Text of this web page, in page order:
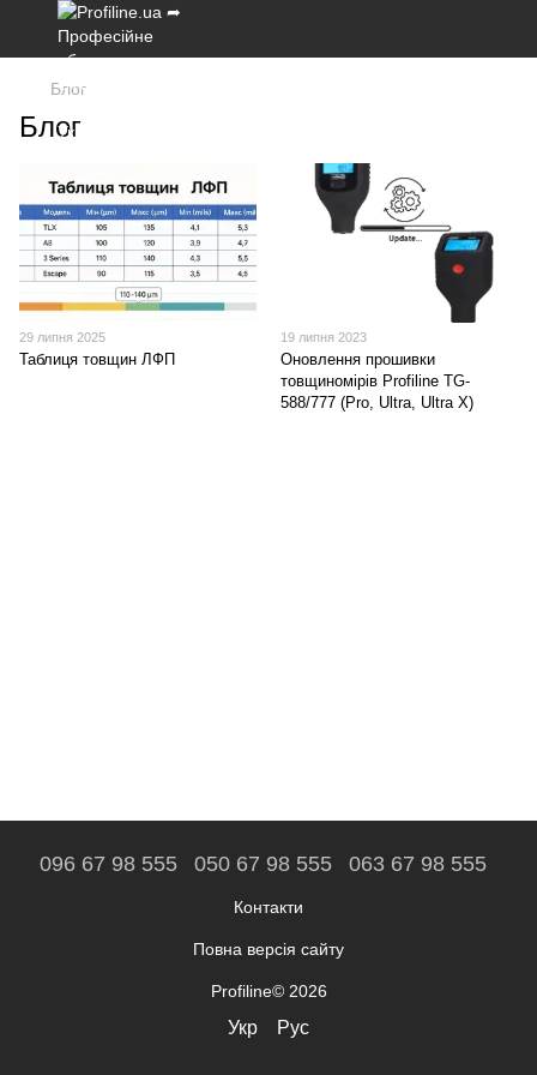
Блог
Блог
29 липня 2025
Таблиця товщин ЛФП
19 липня 2023
Оновлення прошивки
товщиномірів Profiline TG-
588/777 (Pro, Ultra, Ultra X)
096 67 98 555 050 67 98 555 063 67 98 555
Контакти
Повна версія сайту
Profiline© 2026
Укр Рус